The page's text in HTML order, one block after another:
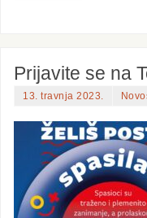
Prijavite se na
13. travnja 2023.